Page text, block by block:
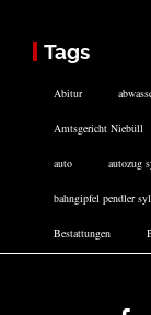
Tags
Abitur
Amtsgericht Niebüll
auto autozug
bahngipfel pendler
Bestattungen